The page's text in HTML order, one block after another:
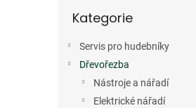
kategorie
Kategorie
Servis pro hudebníky
Dřevořezba
Nástroje a nářadí
Elektrické nářadí